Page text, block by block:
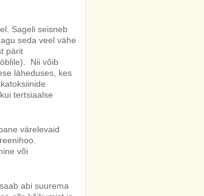
Sageli seisneb
seda veel vähe
pärit
Nii võib
läheduses, kes
tertsiaalse
värelevaid
või
abi suurema